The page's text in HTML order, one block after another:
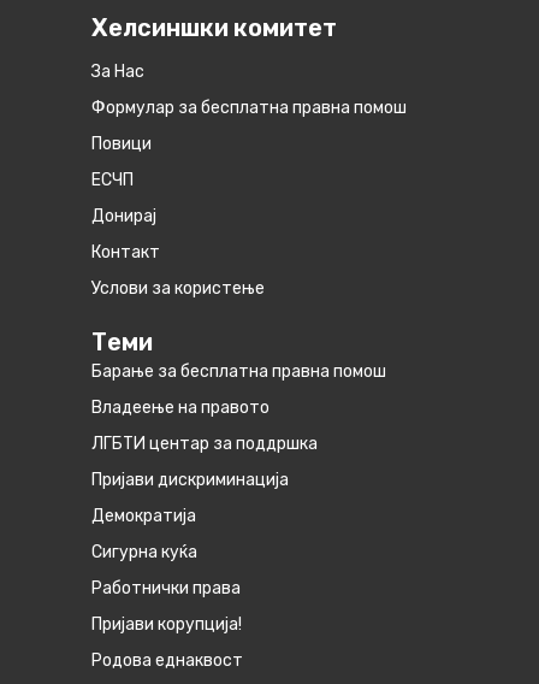
Хелсиншки комитет
За Нас
Формулар за бесплатна правна помош
Повици
ЕСЧП
Донирај
Контакт
Услови за користење
Теми
Барање за бесплатна правна помош
Владеење на правото
ЛГБТИ центар за поддршка
Пријави дискриминација
Демократија
Сигурна куќа
Работнички права
Пријави корупција!
Родова еднаквост